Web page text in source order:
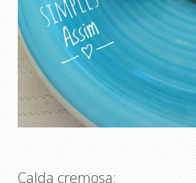
Calda cremosa: